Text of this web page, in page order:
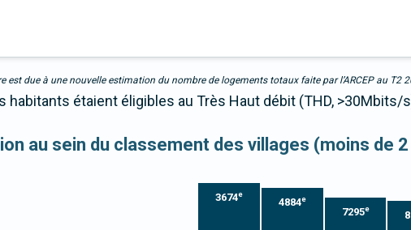
est due à une nouvelle estimation du nombre de logements totaux faite par l’ARCEP au T2
habitants étaient éligibles au Très Haut débit (THD,
au sein du classement des villages (moins de
3674e
4884e
7295e